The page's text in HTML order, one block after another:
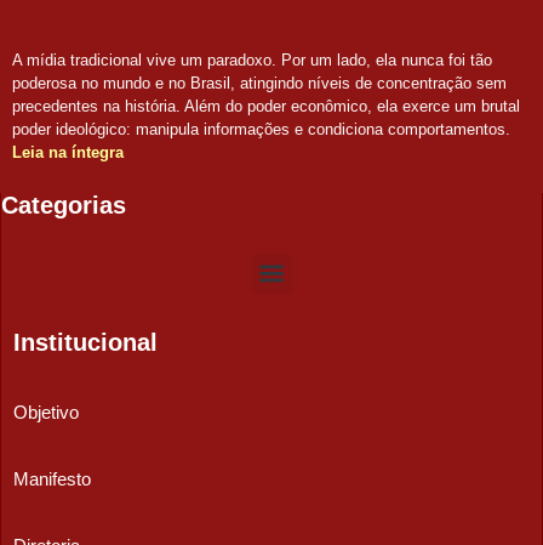
A mídia tradicional vive um paradoxo. Por um lado, ela nunca foi tão
poderosa no mundo e no Brasil, atingindo níveis de concentração sem
precedentes na história. Além do poder econômico, ela exerce um brutal
poder ideológico: manipula informações e condiciona comportamentos.
Leia na íntegra
Categorias
Institucional
Objetivo
Manifesto